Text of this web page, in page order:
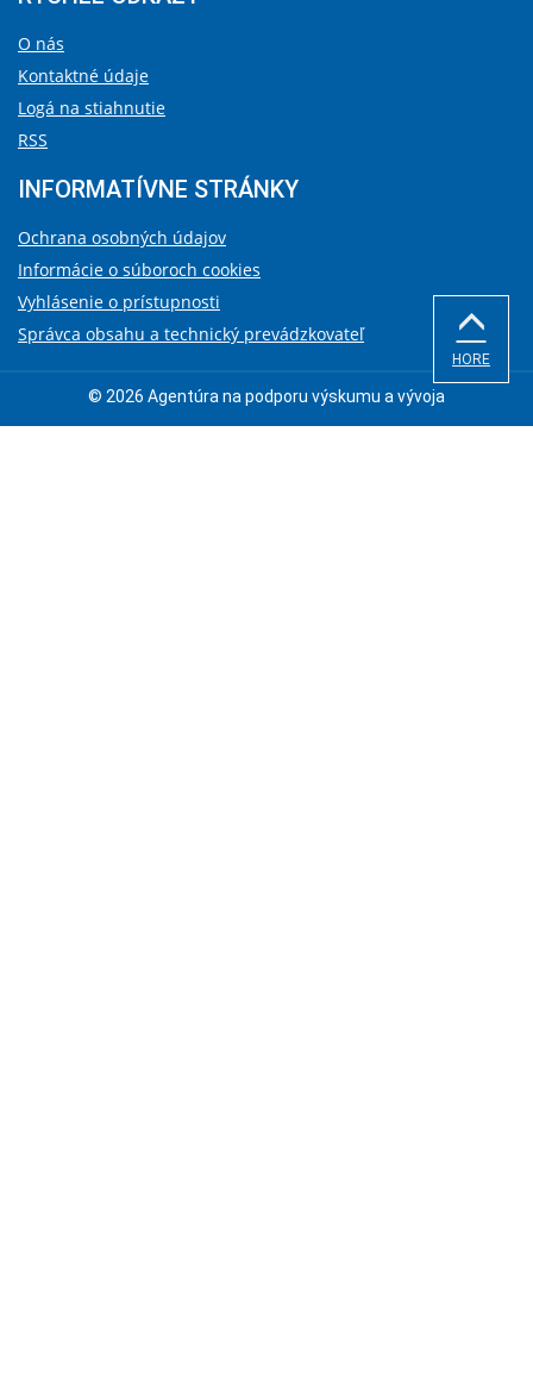
O nás
Kontaktné údaje
Logá na stiahnutie
RSS
INFORMATÍVNE STRÁNKY
Ochrana osobných údajov
Informácie o súboroch cookies
Vyhlásenie o prístupnosti
Správca obsahu a technický prevádzkovateľ
© 2026 Agentúra na podporu výskumu a vývoja
HORE